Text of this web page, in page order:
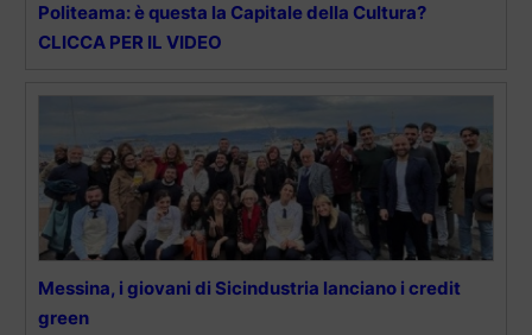
Politeama: è questa la Capitale della Cultura?
CLICCA PER IL VIDEO
Messina, i giovani di Sicindustria lanciano i credit
green